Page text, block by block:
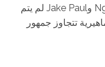
Ngannou، Nate Diaz، Ronda Rousey وJake Paul لم يتم
تتجاوز جمهور